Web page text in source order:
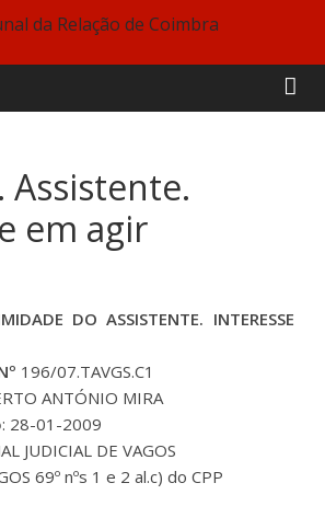
Assistente.
em agir
DO ASSISTENTE. INTERESSE
196/07.TAVGS.C1
ANTÓNIO MIRA
: 28-01-2009
JUDICIAL DE VAGOS
69º nºs 1 e 2 al.c) do CPP